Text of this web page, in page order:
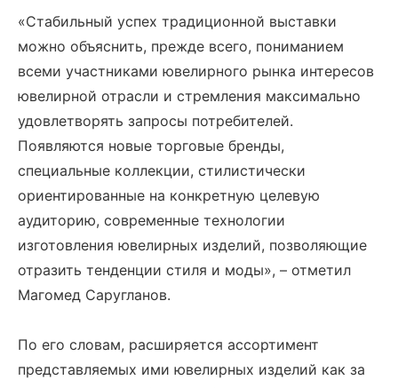
«Стабильный успех традиционной выставки
можно объяснить, прежде всего, пониманием
всеми участниками ювелирного рынка интересов
ювелирной отрасли и стремления максимально
удовлетворять запросы потребителей.
Появляются новые торговые бренды,
специальные коллекции, стилистически
ориентированные на конкретную целевую
аудиторию, современные технологии
изготовления ювелирных изделий, позволяющие
отразить тенденции стиля и моды», – отметил
Магомед Саругланов.
По его словам, расширяется ассортимент
представляемых ими ювелирных изделий как за